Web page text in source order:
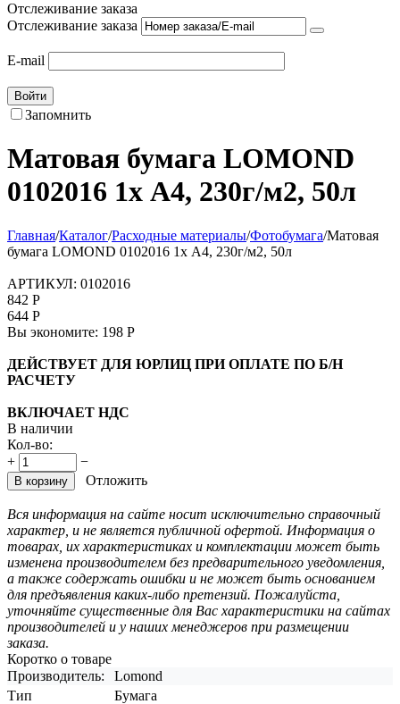
Отслеживание заказа
Отслеживание заказа
E-mail
Войти
Запомнить
Матовая бумага LOMOND
0102016 1х А4, 230г/м2, 50л
Главная/Каталог/Расходные материалы/Фотобумага/Матовая
бумага LOMOND 0102016 1х А4, 230г/м2, 50л
АРТИКУЛ: 0102016
842 Р
644 Р
Вы экономите: 198 Р
ДЕЙСТВУЕТ ДЛЯ ЮРЛИЦ ПРИ ОПЛАТЕ ПО Б/Н
РАСЧЕТУ
ВКЛЮЧАЕТ НДС
В наличии
Кол-во:
+
−
В корзину Отложить
Вся информация на сайте носит исключительно справочный
характер, и не является публичной офертой. Информация о
товарах, их характеристиках и комплектации может быть
изменена производителем без предварительного уведомления,
а также содержать ошибки и не может быть основанием
для предъявления каких-либо претензий. Пожалуйста,
уточняйте существенные для Вас характеристики на сайтах
производителей и у наших менеджеров при размещении
заказа.
Коротко о товаре
Производитель:
Lomond
Тип
Бумага